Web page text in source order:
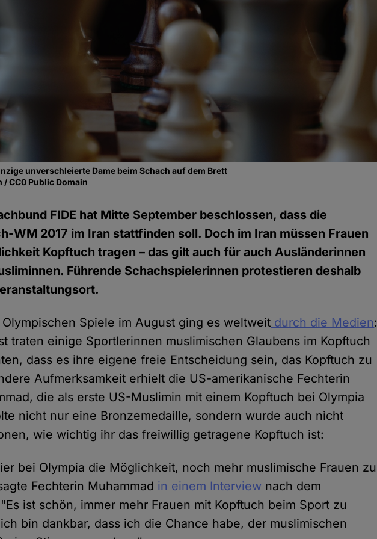
unverschleierte Dame beim Schach auf dem Brett
CC0 Public Domain
FIDE hat Mitte September beschlossen, dass die
WM 2017 im Iran stattfinden soll. Doch im Iran müssen Frauen
Kopftuch tragen – das gilt auch für auch Ausländerinnen
Führende Schachspielerinnen protestieren deshalb
Spiele im August ging es weltweit durch die Medien:
traten einige Sportlerinnen muslimischen Glaubens im Kopftuch
dass es ihre eigene freie Entscheidung sein, das Kopftuch zu
Aufmerksamkeit erhielt die US-amerikanische Fechterin
die als erste US-Muslimin mit einem Kopftuch bei Olympia
nicht nur eine Bronzemedaille, sondern wurde auch nicht
wie wichtig ihr das freiwillig getragene Kopftuch ist:
bei Olympia die Möglichkeit, noch mehr muslimische Frauen zu
Fechterin Muhammad in einem Interview nach dem
ist schön, immer mehr Frauen mit Kopftuch beim Sport zu
bin dankbar, dass ich die Chance habe, der muslimischen